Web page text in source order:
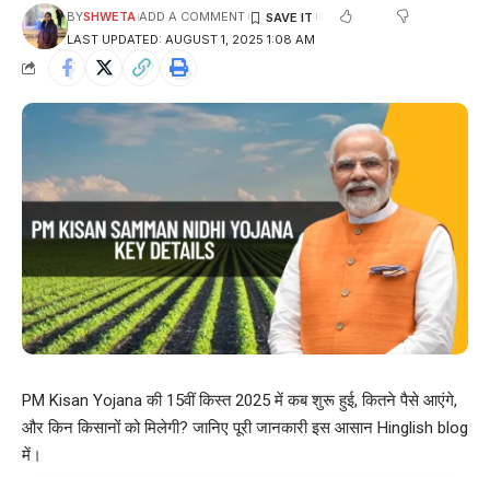
LAST UPDATED: AUGUST 1, 2025 1:08 AM
BYSHWETA ADD A COMMENT
PM Kisan Yojana की 15वीं किस्त 2025 में कब शुरू हुई, कितने पैसे आएंगे,
और किन किसानों को मिलेगी? जानिए पूरी जानकारी इस आसान Hinglish blog
में।